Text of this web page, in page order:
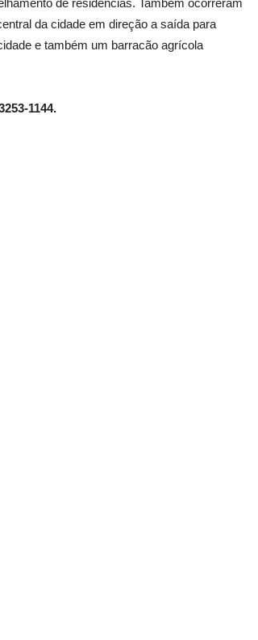
de residências. Também ocorreram
da cidade em direção a saída para
e também um barracão agrícola
1144.